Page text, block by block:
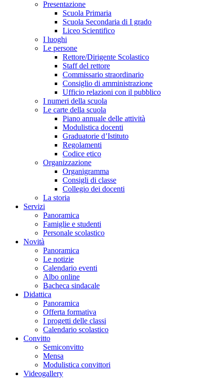
Presentazione
Scuola Primaria
Scuola Secondaria di I grado
Liceo Scientifico
I luoghi
Le persone
Rettore/Dirigente Scolastico
Staff del rettore
Commissario straordinario
Consiglio di amministrazione
Ufficio relazioni con il pubblico
I numeri della scuola
Le carte della scuola
Piano annuale delle attività
Modulistica docenti
Graduatorie d’Istituto
Regolamenti
Codice etico
Organizzazione
Organigramma
Consigli di classe
Collegio dei docenti
La storia
Servizi
Panoramica
Famiglie e studenti
Personale scolastico
Novità
Panoramica
Le notizie
Calendario eventi
Albo online
Bacheca sindacale
Didattica
Panoramica
Offerta formativa
I progetti delle classi
Calendario scolastico
Convitto
Semiconvitto
Mensa
Modulistica convittori
Videogallery